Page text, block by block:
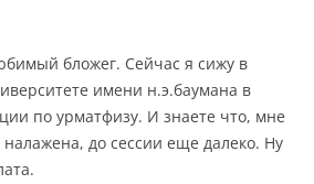
бложег. Сейчас я сижу в
имени н.э.баумана в
по урматфизу. И знаете что, мне
до сессии еще далеко. Ну